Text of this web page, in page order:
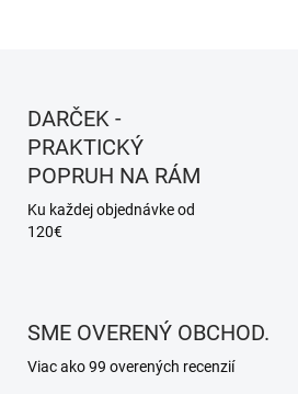
DARČEK -
PRAKTICKÝ
POPRUH NA RÁM
Ku každej objednávke od
120€
SME OVERENÝ OBCHOD.
Viac ako 99 overených recenzií